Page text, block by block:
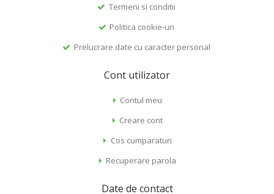
Termeni si conditii
Politica cookie-uri
Prelucrare date cu caracter personal
Cont utilizator
Contul meu
Creare cont
Cos cumparaturi
Recuperare parola
Date de contact